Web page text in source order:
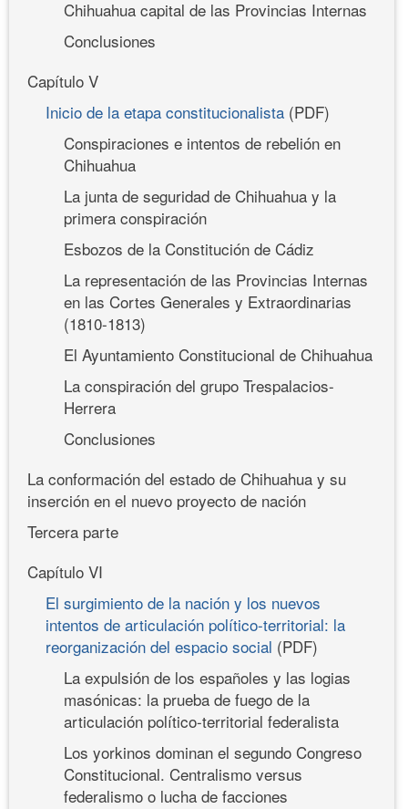
Chihuahua capital de las Provincias Internas
Conclusiones
Capítulo V
Inicio de la etapa constitucionalista (PDF)
Conspiraciones e intentos de rebelión en
Chihuahua
La junta de seguridad de Chihuahua y la
primera conspiración
Esbozos de la Constitución de Cádiz
La representación de las Provincias Internas
en las Cortes Generales y Extraordinarias
(1810-1813)
El Ayuntamiento Constitucional de Chihuahua
La conspiración del grupo Trespalacios-
Herrera
Conclusiones
La conformación del estado de Chihuahua y su
inserción en el nuevo proyecto de nación
Tercera parte
Capítulo VI
El surgimiento de la nación y los nuevos
intentos de articulación político-territorial: la
reorganización del espacio social (PDF)
La expulsión de los españoles y las logias
masónicas: la prueba de fuego de la
articulación político-territorial federalista
Los yorkinos dominan el segundo Congreso
Constitucional. Centralismo versus
federalismo o lucha de facciones